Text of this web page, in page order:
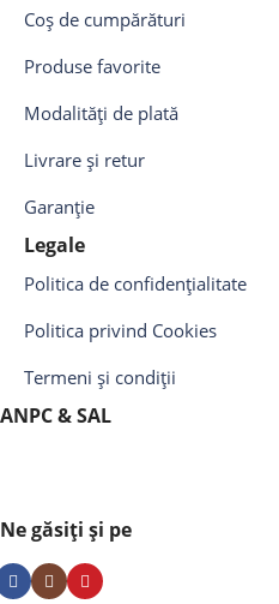
Coș de cumpărături
Produse favorite
Modalități de plată
Livrare și retur
Garanție
Legale
Politica de confidențialitate
Politica privind Cookies
Termeni și condiții
ANPC & SAL
Ne găsiți și pe